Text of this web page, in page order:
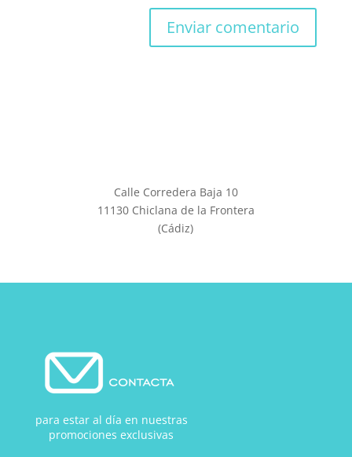
Calle Corredera Baja 10
11130 Chiclana de la Frontera
(Cádiz)
para estar al día en nuestras
promociones exclusivas